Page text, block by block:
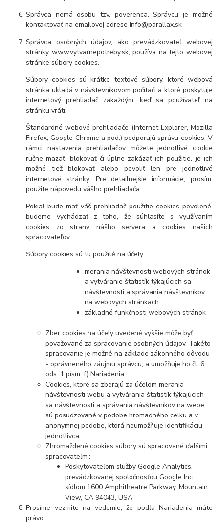
Správca nemá osobu tzv. poverenca. Správcu je možné
kontaktovať na emailovej adrese info@parallax.sk
Správca osobných údajov, ako prevádzkovateľ webovej
stránky www.vytvarnepotreby.sk, používa na tejto webovej
stránke súbory cookies.
Súbory cookies sú krátke textové súbory, ktoré webová
stránka ukladá v návštevníkovom počítači a ktoré poskytuje
internetový prehliadač zakaždým, keď sa používateľ na
stránku vráti.
Štandardné webové prehliadače (Internet Explorer, Mozilla
Firefox, Google Chrome a pod.) podporujú správu cookies. V
rámci nastavenia prehliadačov môžete jednotlivé cookie
ručne mazať, blokovať či úplne zakázať ich použitie, je ich
možné tiež blokovať alebo povoliť len pre jednotlivé
internetové stránky. Pre detailnejšie informácie, prosím,
použite nápovedu vášho prehliadača.
Pokiaľ bude mať váš prehliadač použitie cookies povolené,
budeme vychádzať z toho, že súhlasíte s využívaním
cookies zo strany nášho servera a cookies našich
spracovateľov.
Súbory cookies sú tu použité na účely:
merania návštevnosti webových stránok
a vytváranie štatistík týkajúcich sa
návštevnosti a správania návštevníkov
na webových stránkach
základné funkčnosti webových stránok
Zber cookies na účely uvedené vyššie môže byť
považované za spracovanie osobných údajov. Takéto
spracovanie je možné na základe zákonného dôvodu
- oprávneného záujmu správcu, a umožňuje ho čl. 6
ods. 1 písm. f) Nariadenia.
Cookies, ktoré sa zberajú za účelom merania
návštevnosti webu a vytvárania štatistík týkajúcich
sa návštevnosti a správania návštevníkov na webe,
sú posudzované v podobe hromadného celku a v
anonymnej podobe, ktorá neumožňuje identifikáciu
jednotlivca.
Zhromaždené cookies súbory sú spracované ďalšími
spracovateľmi:
Poskytovateľom služby Google Analytics,
prevádzkovanej spoločnosťou Google Inc.,
sídlom 1600 Amphitheatre Parkway, Mountain
View, CA 94043, USA
Prosíme vezmite na vedomie, že podľa Nariadenia máte
právo: